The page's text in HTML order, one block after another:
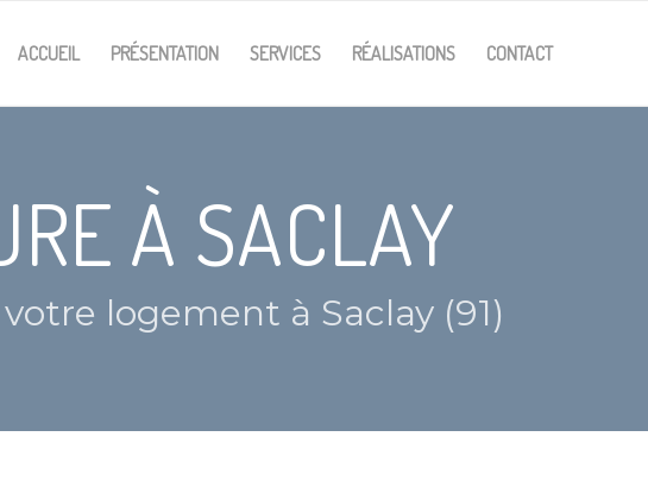
ACCUEIL PRÉSENTATION SERVICES RÉALISATIONS CONTACT
À SACLAY
logement à Saclay (91)